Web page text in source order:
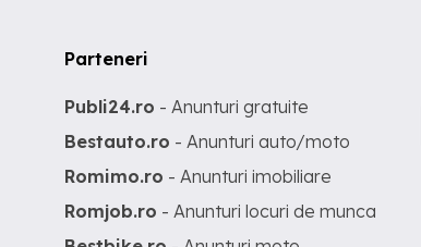
Parteneri
Publi24.ro - Anunturi gratuite
Bestauto.ro - Anunturi auto/moto
Romimo.ro - Anunturi imobiliare
Romjob.ro - Anunturi locuri de munca